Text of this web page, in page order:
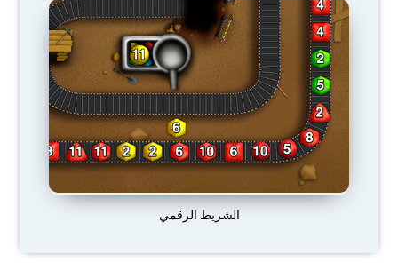
الشريط الرقمي